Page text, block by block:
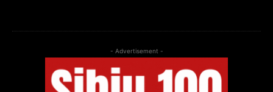
- Advertisement -